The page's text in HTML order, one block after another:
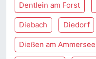
Dentlein am Forst
Diebach Diedorf
Dießen am Ammersee